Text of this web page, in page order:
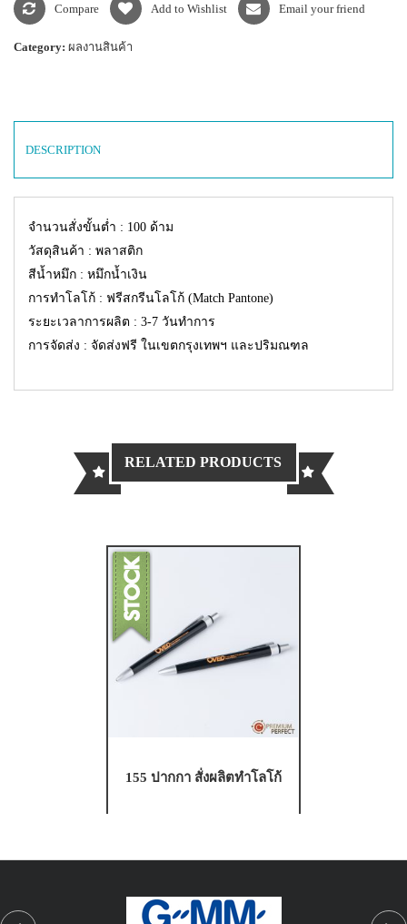
Compare Add to Wishlist Email your friend
Category: ผลงานสินค้า
DESCRIPTION
จำนวนสั่งขั้นต่ำ : 100 ด้าม
วัสดุสินค้า : พลาสติก
สีน้ำหมึก : หมึกน้ำเงิน
การทำโลโก้ : ฟรีสกรีนโลโก้ (Match Pantone)
ระยะเวลาการผลิต : 3-7 วันทำการ
การจัดส่ง : จัดส่งฟรี ในเขตกรุงเทพฯ และปริมณฑล
RELATED PRODUCTS
155 ปากกา สั่งผลิตทำโลโก้